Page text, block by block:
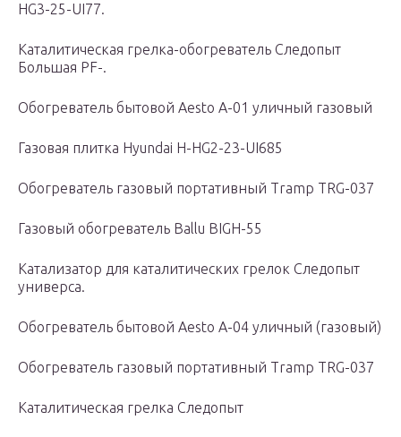
HG3-25-UI77.
Каталитическая грелка-обогреватель Следопыт
Большая PF-.
Обогреватель бытовой Aesto A-01 уличный газовый
Газовая плитка Hyundai H-HG2-23-UI685
Обогреватель газовый портативный Tramp TRG-037
Газовый обогреватель Ballu BIGH-55
Катализатор для каталитических грелок Следопыт
универса.
Обогреватель бытовой Aesto A-04 уличный (газовый)
Обогреватель газовый портативный Tramp TRG-037
Каталитическая грелка Следопыт